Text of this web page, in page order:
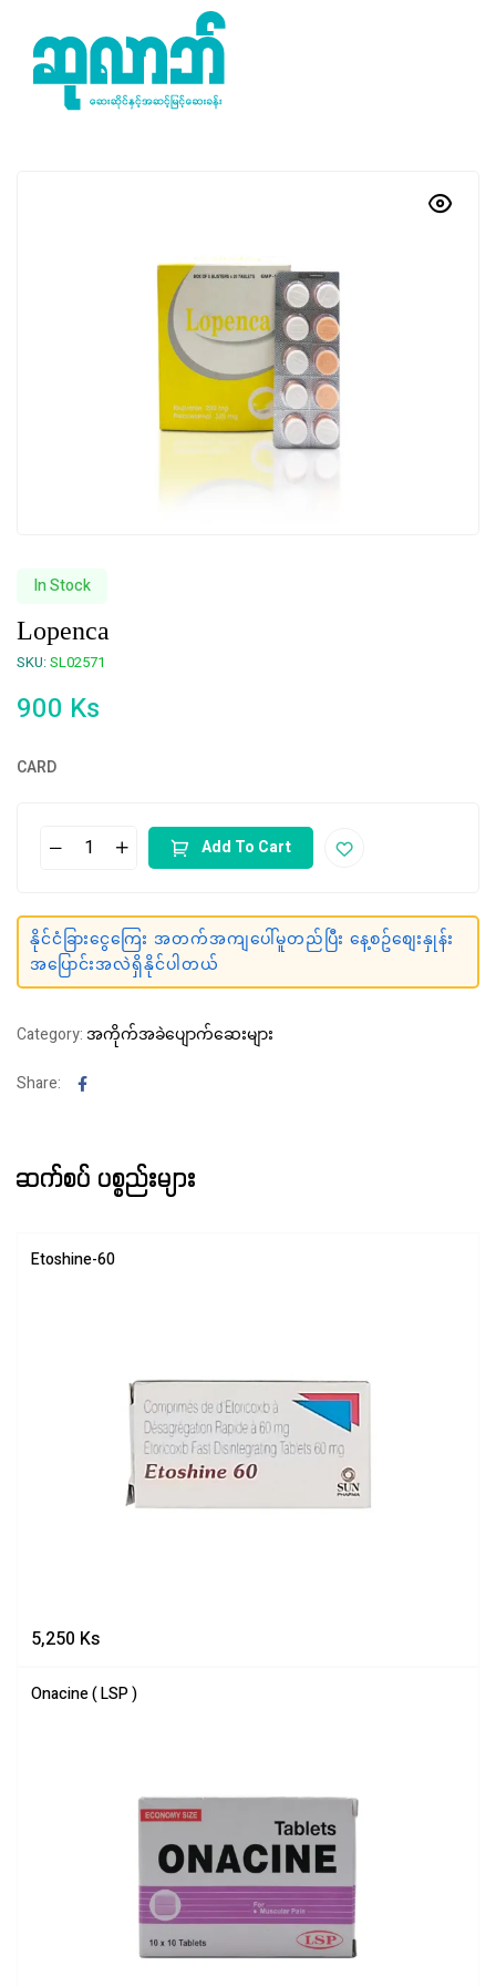
In Stock
Lopenca
SKU:SL02571
900 Ks
CARD
Add To Cart
နိုင်ငံခြားငွေကြေး အတက်အကျပေါ်မူတည်ပြီး နေ့စဥ်စျေးနှုန်း
အပြောင်းအလဲရှိနိုင်ပါတယ်
Category: အကိုက်အခဲပျောက်ဆေးများ
Share: Facebook
ဆက်စပ် ပစ္စည်းများ
Etoshine-60
5,250 Ks
Onacine ( LSP )